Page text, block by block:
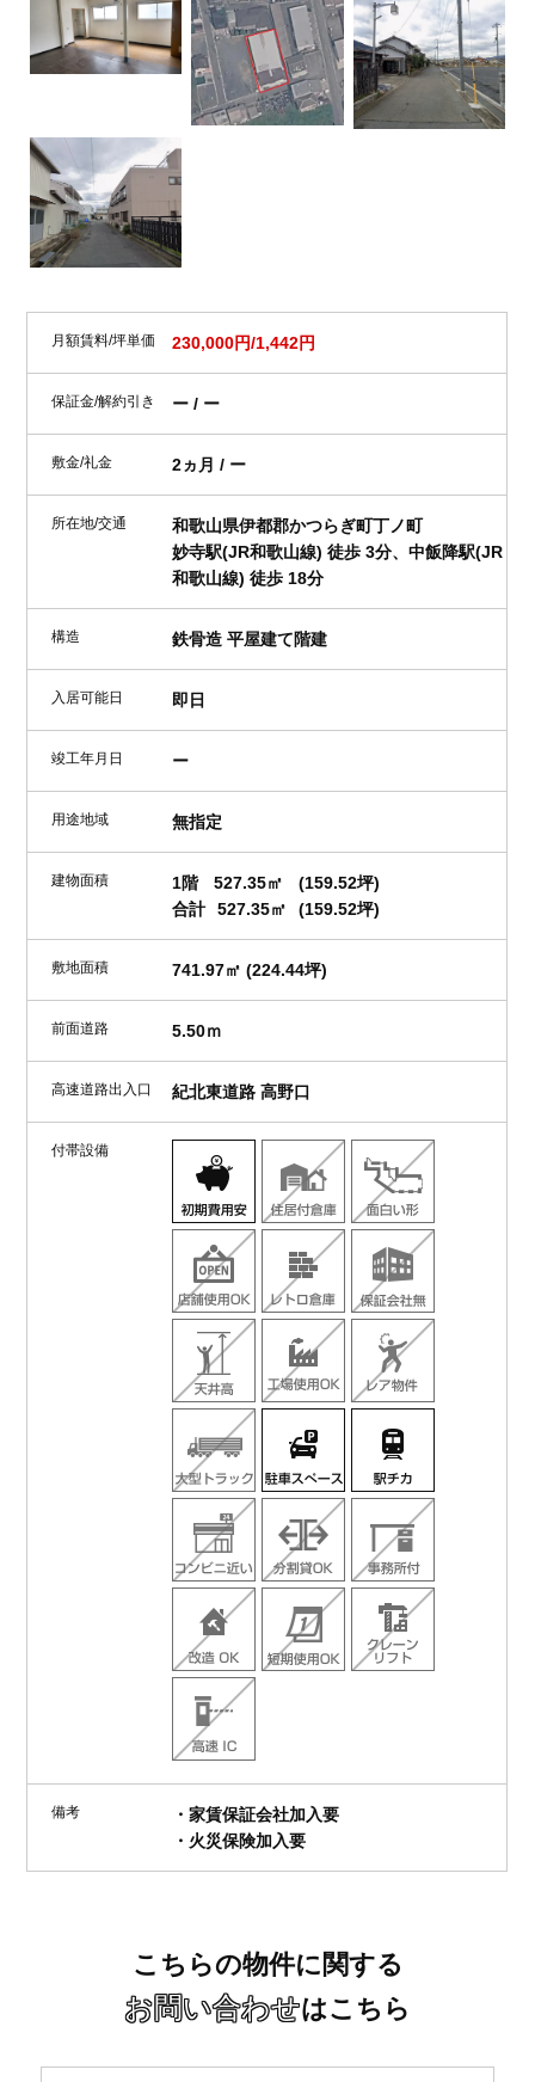
月額賃料/坪単価 230,000円/1,442円
保証金/解約引き ー / ー
敷金/礼金 2ヵ月 / ー
所在地/交通
和歌山県伊都郡かつらぎ町丁ノ町
妙寺駅(JR和歌山線) 徒歩 3分、中飯降駅(JR
和歌山線) 徒歩 18分
構造 鉄骨造 平屋建て階建
入居可能日 即日
竣工年月日 ー
用途地域 無指定
建物面積 1階 527.35㎡
(159.52坪)
合計
527.35㎡ (159.52坪)
敷地面積 741.97㎡ (224.44坪)
前面道路 5.50ｍ
高速道路出入口 紀北東道路 高野口
付帯設備
備考
・家賃保証会社加入要
・火災保険加入要
こちらの物件に関する
お問い合わせはこちら